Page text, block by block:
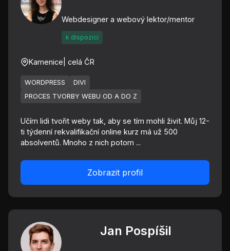
Webdesigner a webový lektor/mentor
k dispozici
Kamenice | celá ČR
WORDPRESS
DIVI
PROCES TVORBY WEBU OD A DO Z
Učím lidi tvořit weby tak, aby se tím mohli živit. Můj 12-
ti týdenní rekvalifikační online kurz má už 500
absolventů. Mnoho z nich potom ...
Zobrazit profil
Jan Pospíšil